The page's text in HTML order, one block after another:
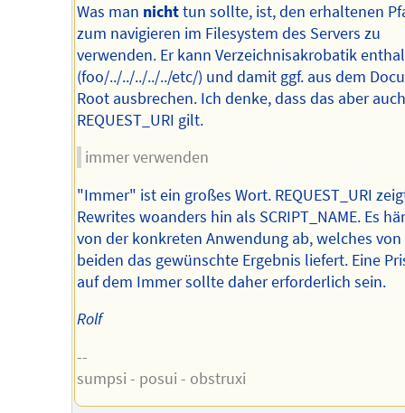
Was man nichttun sollte, ist, den erhaltenen
zum navigieren im Filesystem des Servers zu
verwenden. Er kann Verzeichnisakrobatik
(foo/../../../../../etc/) und damit ggf. aus dem
Root ausbrechen. Ich denke, dass das aber
REQUEST_URI gilt.
immer verwenden
"Immer" ist ein großes Wort. REQUEST_URI
Rewrites woanders hin als SCRIPT_NAME. Es
von der konkreten Anwendung ab, welches von
beiden das gewünschte Ergebnis liefert. Eine
auf dem Immer sollte daher erforderlich sein.
Rolf
--
sumpsi - posui - obstruxi